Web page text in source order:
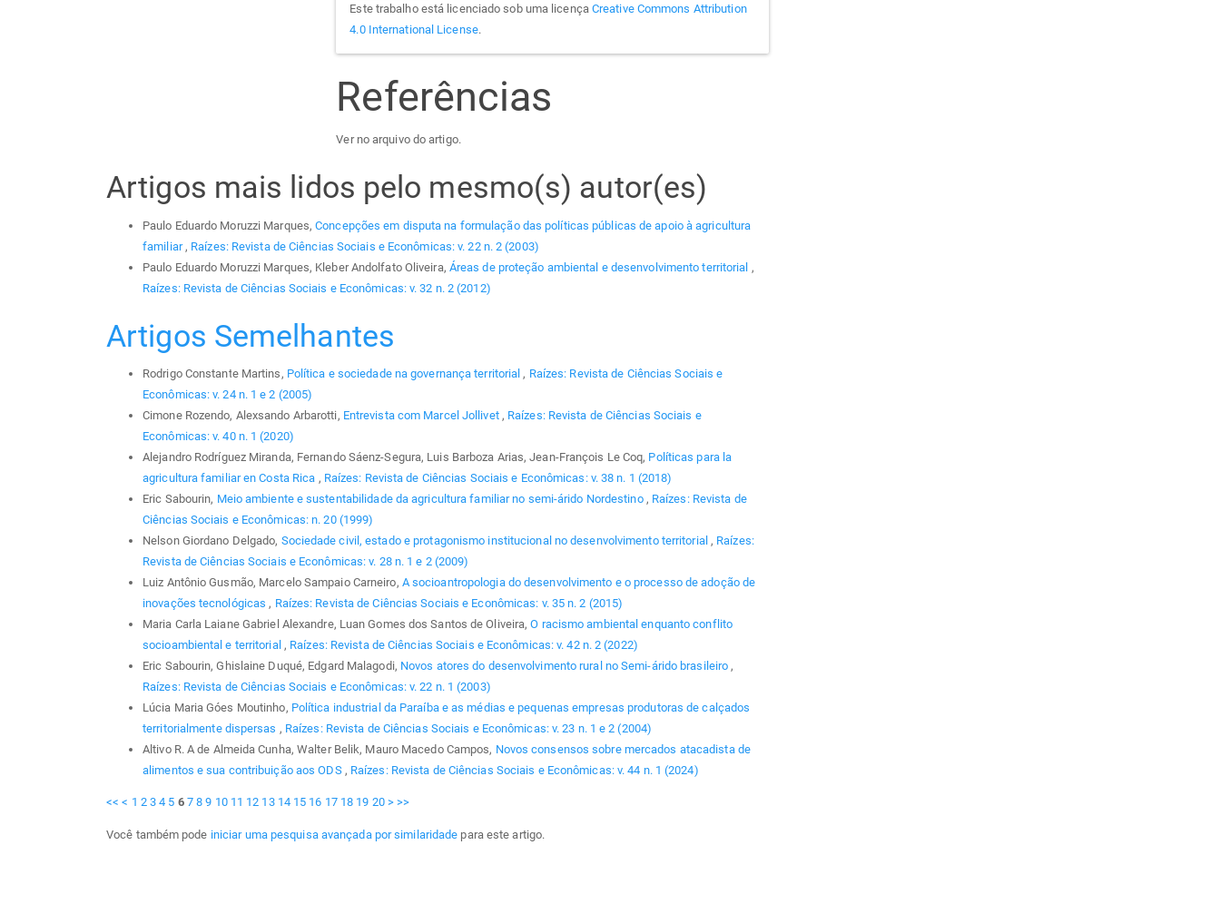
Este trabalho está licenciado sob uma licença Creative Commons Attribution
4.0 International License.
Referências
Ver no arquivo do artigo.
Artigos mais lidos pelo mesmo(s) autor(es)
Paulo Eduardo Moruzzi Marques,Concepções em disputa na formulação das políticas públicas de apoio à agricultura
familiar , Raízes: Revista de Ciências Sociais e Econômicas: v. 22 n. 2 (2003)
Paulo Eduardo Moruzzi Marques, Kleber Andolfato Oliveira, Áreas de proteção ambiental e desenvolvimento territorial ,
Raízes: Revista de Ciências Sociais e Econômicas: v. 32 n. 2 (2012)
Artigos Semelhantes
Rodrigo Constante Martins, Política e sociedade na governança territorial, Raízes: Revista de Ciências Sociais e
Econômicas: v. 24 n. 1 e 2 (2005)
Cimone Rozendo, Alexsando Arbarotti, Entrevista com Marcel Jollivet , Raízes: Revista de Ciências Sociais e
Econômicas: v. 40 n. 1 (2020)
Alejandro Rodríguez Miranda, Fernando Sáenz-Segura, Luis Barboza Arias, Jean-François Le Coq, Políticas para la
agricultura familiar en Costa Rica , Raízes: Revista de Ciências Sociais e Econômicas: v. 38 n. 1 (2018)
Eric Sabourin, Meio ambiente e sustentabilidade da agricultura familiar no semi-árido Nordestino , Raízes: Revista de
Ciências Sociais e Econômicas: n. 20 (1999)
Nelson Giordano Delgado, Sociedade civil, estado e protagonismo institucional no desenvolvimento territorial , Raízes:
Revista de Ciências Sociais e Econômicas: v. 28 n. 1 e 2 (2009)
Luiz Antônio Gusmão, Marcelo Sampaio Carneiro, A socioantropologia do desenvolvimento e o processo de adoção de
inovações tecnológicas, Raízes: Revista de Ciências Sociais e Econômicas: v. 35 n. 2 (2015)
Maria Carla Laiane Gabriel Alexandre, Luan Gomes dos Santos de Oliveira,O racismo ambiental enquanto conflito
socioambiental e territorial , Raízes: Revista de Ciências Sociais e Econômicas: v. 42 n. 2 (2022)
Eric Sabourin, Ghislaine Duqué, Edgard Malagodi, Novos atores do desenvolvimento rural no Semi-árido brasileiro,
Raízes: Revista de Ciências Sociais e Econômicas: v. 22 n. 1 (2003)
Lúcia Maria Góes Moutinho, Política industrial da Paraíba e as médias e pequenas empresas produtoras de calçados
territorialmente dispersas , Raízes: Revista de Ciências Sociais e Econômicas: v. 23 n. 1 e 2 (2004)
Altivo R. A de Almeida Cunha, Walter Belik, Mauro Macedo Campos, Novos consensos sobre mercados atacadista de
alimentos e sua contribuição aos ODS , Raízes: Revista de Ciências Sociais e Econômicas: v. 44 n. 1 (2024)
<< < 1 2 3 4 5 6 7 8 9 10 11 12 13 14 15 16 17 18 19 20 > >>
Você também pode iniciar uma pesquisa avançada por similaridade para este artigo.